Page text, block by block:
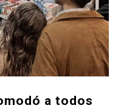
a todos